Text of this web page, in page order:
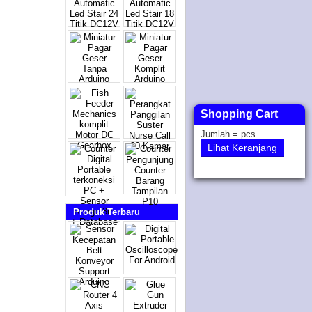
Shopping Cart
Jumlah = pcs
Lihat Keranjang
Produk Terbaru